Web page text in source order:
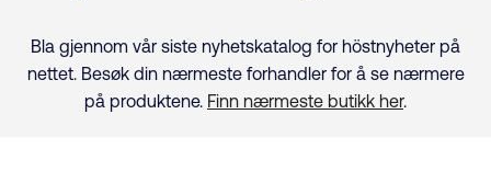
Bla gjennom vår siste nyhetskatalog for höstnyheter på
nettet. Besøk din nærmeste forhandler for å se nærmere
på produktene. Finn nærmeste butikk her.